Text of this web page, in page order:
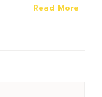
Read More